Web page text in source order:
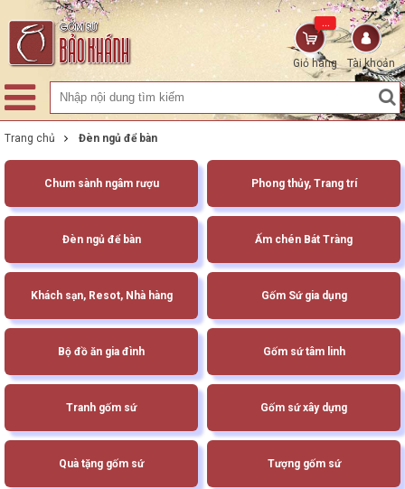
Tài khoản
Giỏ hàng
...
Trang chủ Đèn ngủ để bàn
Chum sành ngâm rượu Phong thủy, Trang trí
Đèn ngủ để bàn Ấm chén Bát Tràng
Khách sạn, Resot, Nhà hàng Gốm Sứ gia dụng
Bộ đồ ăn gia đình Gốm sứ tâm linh
Tranh gốm sứ Gốm sứ xây dựng
Quà tặng gốm sứ Tượng gốm sứ